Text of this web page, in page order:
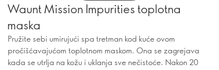
Waunt Mission Impurities toplotna
maska
Pružite sebi umirujući spa tretman kod kuće ovom
pročišćavajućom toplotnom maskom. Ona se zagrejava
kada se utrlja na kožu i uklanja sve nečistoće. Nakon 20